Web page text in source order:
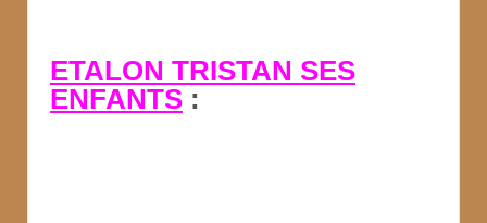
ETALON TRISTAN SES
ENFANTS :